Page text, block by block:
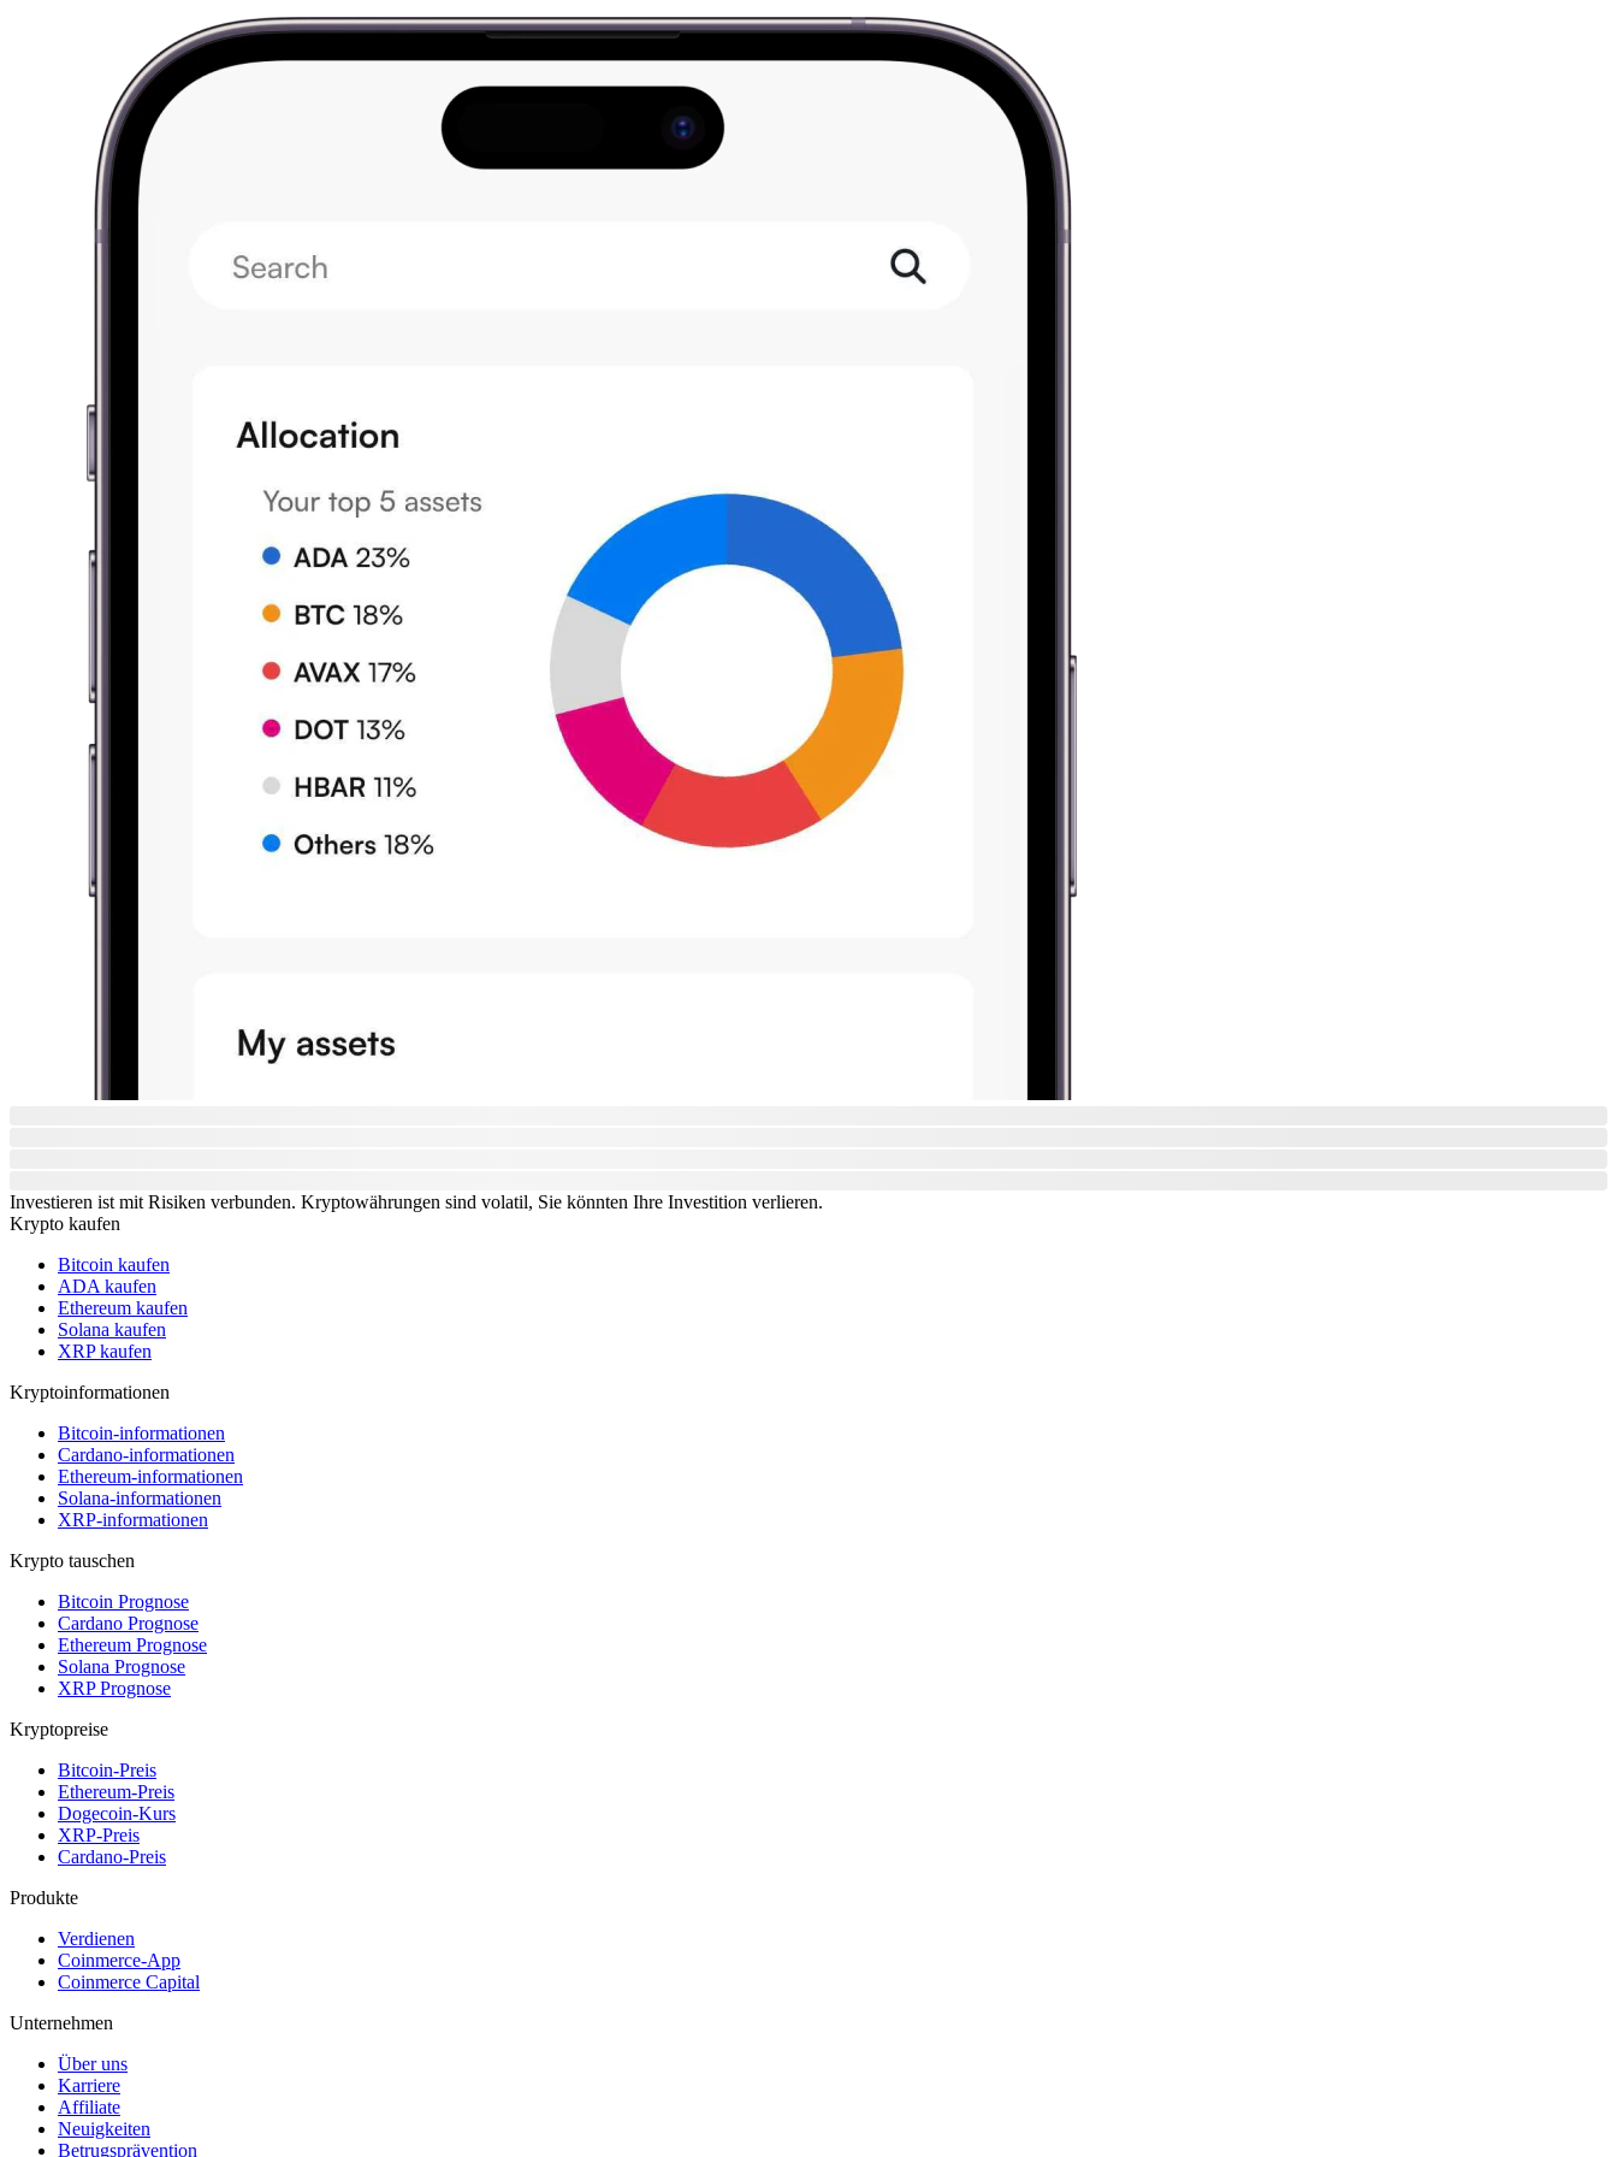
Investieren ist mit Risiken verbunden. Kryptowährungen sind volatil, Sie könnten Ihre Investition verlieren.
Krypto kaufen
Bitcoin kaufen
ADA kaufen
Ethereum kaufen
Solana kaufen
XRP kaufen
Kryptoinformationen
Bitcoin-informationen
Cardano-informationen
Ethereum-informationen
Solana-informationen
XRP-informationen
Krypto tauschen
Bitcoin Prognose
Cardano Prognose
Ethereum Prognose
Solana Prognose
XRP Prognose
Kryptopreise
Bitcoin-Preis
Ethereum-Preis
Dogecoin-Kurs
XRP-Preis
Cardano-Preis
Produkte
Verdienen
Coinmerce-App
Coinmerce Capital
Unternehmen
Über uns
Karriere
Affiliate
Neuigkeiten
Betrugsprävention